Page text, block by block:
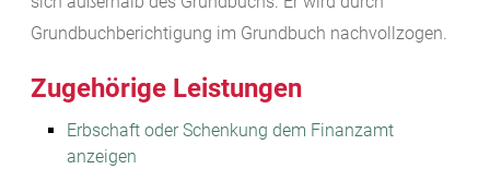
Grundbuchberichtigung im Grundbuch nachvollzogen.
Zugehörige Leistungen
Erbschaft oder Schenkung dem Finanzamt
anzeigen